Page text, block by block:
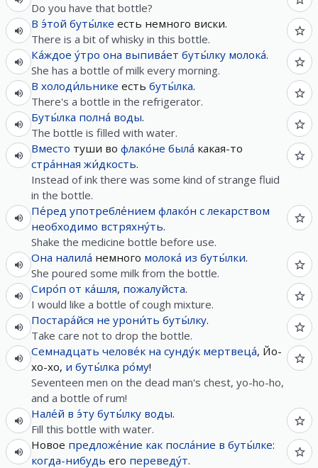
Do you have that bottle?
В э́той буты́лке есть немного виски.
There is a bit of whisky in this bottle.
Ка́ждое у́тро она выпива́ет буты́лку молока́.
She has a bottle of milk every morning.
В холоди́льнике есть буты́лка.
There's a bottle in the refrigerator.
Буты́лка полна́ воды.
The bottle is filled with water.
Вместо туши во флако́не была́ какая-то
стра́нная жи́дкость.
Instead of ink there was some kind of strange fluid
in the bottle.
Пе́ред употребле́нием флако́н с лекарством
необходимо встряхну́ть.
Shake the medicine bottle before use.
Она налила́ немного молока́ из буты́лки.
She poured some milk from the bottle.
Сиро́п от ка́шля, пожалуйста.
I would like a bottle of cough mixture.
Постара́йся не урони́ть буты́лку.
Take care not to drop the bottle.
Семнадцать челове́к на сунду́к мертвеца́, Йо-
хо-хо, и буты́лка ро́му!
Seventeen men on the dead man's chest, yo-ho-ho,
and a bottle of rum!
Нале́й в э́ту буты́лку воды.
Fill this bottle with water.
Новое предложе́ние как посла́ние в буты́лке:
когда-нибудь его переведу́т.